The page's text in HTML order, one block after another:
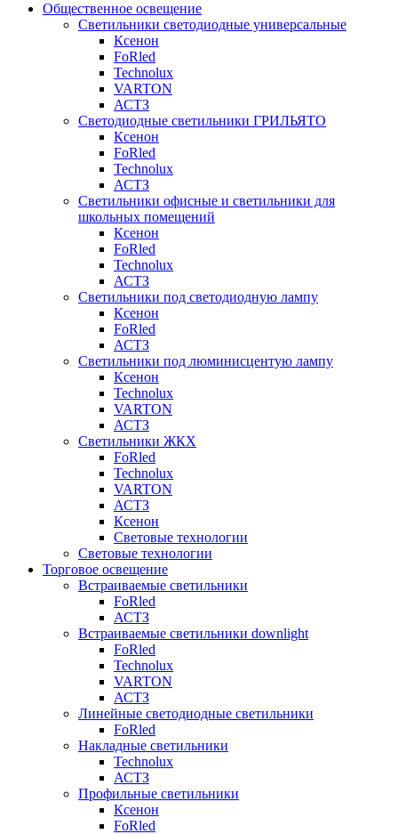
Общественное освещение
Светильники светодиодные универсальные
Ксенон
FoRled
Technolux
VARTON
АСТЗ
Светодиодные светильники ГРИЛЬЯТО
Ксенон
FoRled
Technolux
АСТЗ
Светильники офисные и светильники для
школьных помещений
Ксенон
FoRled
Technolux
АСТЗ
Светильники под светодиодную лампу
Ксенон
FoRled
АСТЗ
Светильники под люминисцентую лампу
Ксенон
Technolux
VARTON
АСТЗ
Светильники ЖКХ
FoRled
Technolux
VARTON
АСТЗ
Ксенон
Световые технологии
Световые технологии
Торговое освещение
Встраиваемые светильники
FoRled
АСТЗ
Встраиваемые светильники downlight
FoRled
Technolux
VARTON
АСТЗ
Линейные светодиодные светильники
FoRled
Накладные светильники
Technolux
АСТЗ
Профильные светильники
Ксенон
FoRled